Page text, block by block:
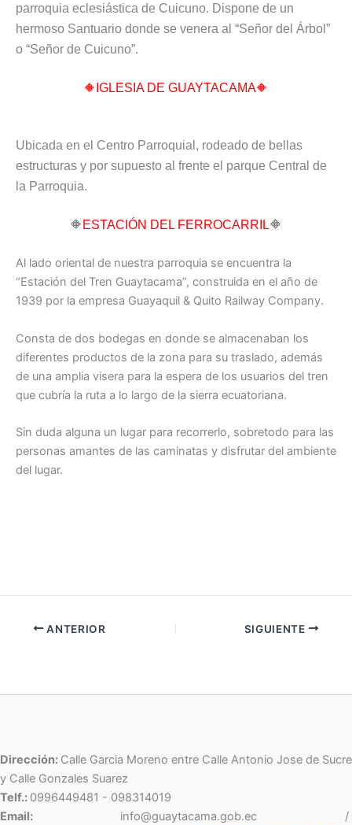
parroquia eclesiástica de Cuicuno. Dispone de un
hermoso Santuario donde se venera al “Señor del Árbol”
o “Señor de Cuicuno”.
🔶 IGLESIA DE GUAYTACAMA🔶
Ubicada en el Centro Parroquial, rodeado de bellas
estructuras y por supuesto al frente el parque Central de
la Parroquia.
🔶 ESTACIÓN DEL FERROCARRIL🔶
Al lado oriental de nuestra parroquia se encuentra la
“Estación del Tren Guaytacama”, construida en el año de
1939 por la empresa Guayaquil & Quito Railway Company.
Consta de dos bodegas en donde se almacenaban los
diferentes productos de la zona para su traslado, además
de una amplia visera para la espera de los usuarios del tren
que cubría la ruta a lo largo de la sierra ecuatoriana.
Sin duda alguna un lugar para recorrerlo, sobretodo para las
personas amantes de las caminatas y disfrutar del ambiente
del lugar.
ANTERIOR SIGUIENTE
Dirección: Calle Garcia Moreno entre Calle Antonio Jose de Sucre
y Calle Gonzales Suarez
Telf.: 0996449481 - 098314019
Email: info@guaytacama.gob.ec /